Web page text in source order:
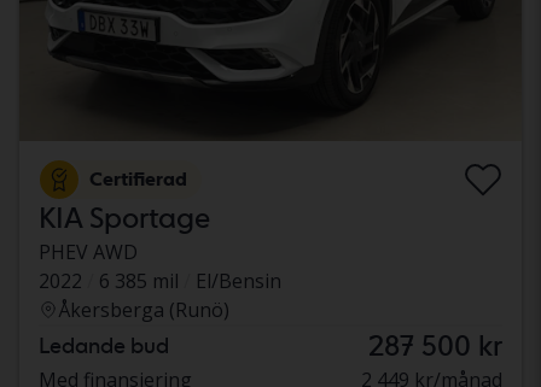
Certifierad
KIA Sportage
PHEV AWD
2022
6 385 mil
El/Bensin
Åkersberga (Runö)
Ledande bud 287 500 kr
Med finansiering 2 449 kr/månad